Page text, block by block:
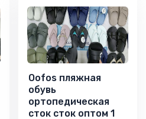
Oofos пляжная
обувь
ортопедическая
сток сток оптом 1